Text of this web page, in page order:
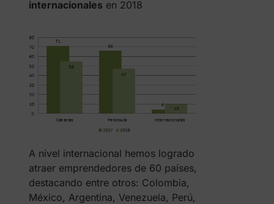
internacionales en 2018
A nivel internacional hemos logrado
atraer emprendedores de 60 países,
destacando entre otros: Colombia,
México, Argentina, Venezuela, Perú,